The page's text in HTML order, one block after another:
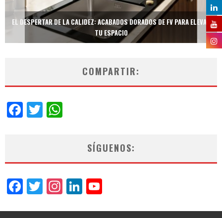
EL DESPERTAR DE LA CALIDEZ: ACABADOS DORADOS DE FV PARA ELEVAR
TU ESPACIO
COMPARTIR:
Facebook
Twitter
SÍGUENOS:
Facebook
Twitter
Instagram
LinkedIn